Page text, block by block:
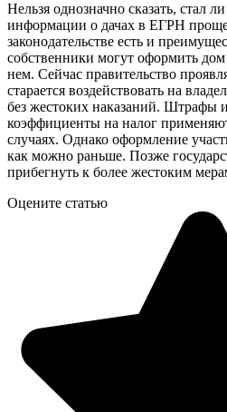
Нельзя однозначно сказать, стал
информации о дачах в ЕГРН
законодательстве есть и
собственники могут оформить
нем. Сейчас правительство
старается воздействовать на
без жестоких наказаний.
коэффициенты на налог
случаях. Однако оформление
как можно раньше. Позже
прибегнуть к более жестоким
Оцените статью